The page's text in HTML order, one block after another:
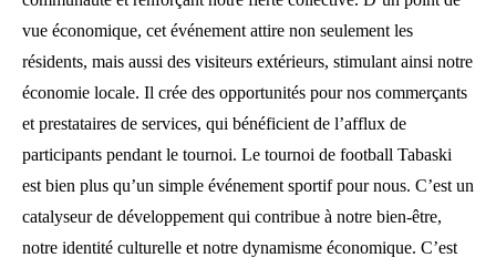
vue économique, cet événement attire non seulement les
résidents, mais aussi des visiteurs extérieurs, stimulant ainsi notre
économie locale. Il crée des opportunités pour nos commerçants
et prestataires de services, qui bénéficient de l’afflux de
participants pendant le tournoi. Le tournoi de football Tabaski
est bien plus qu’un simple événement sportif pour nous. C’est un
catalyseur de développement qui contribue à notre bien-être,
notre identité culturelle et notre dynamisme économique. C’est